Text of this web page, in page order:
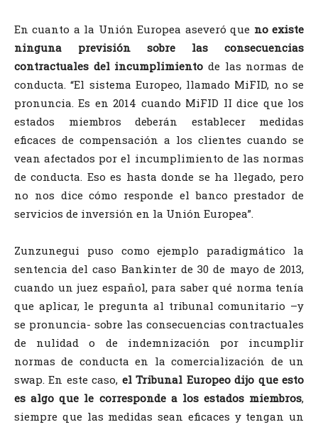
En cuanto a la Unión Europea aseveró que no existe
ninguna previsión sobre las consecuencias
contractuales del incumplimiento de las normas de
conducta. “El sistema Europeo, llamado MiFID, no se
pronuncia. Es en 2014 cuando MiFID II dice que los
estados miembros deberán establecer medidas
eficaces de compensación a los clientes cuando se
vean afectados por el incumplimiento de las normas
de conducta. Eso es hasta donde se ha llegado, pero
no nos dice cómo responde el banco prestador de
servicios de inversión en la Unión Europea”.
Zunzunegui puso como ejemplo paradigmático la
sentencia del caso Bankinter de 30 de mayo de 2013,
cuando un juez español, para saber qué norma tenía
que aplicar, le pregunta al tribunal comunitario –y
se pronuncia- sobre las consecuencias contractuales
de nulidad o de indemnización por incumplir
normas de conducta en la comercialización de un
swap. En este caso, el Tribunal Europeo dijo que esto
es algo que le corresponde a los estados miembros,
siempre que las medidas sean eficaces y tengan un